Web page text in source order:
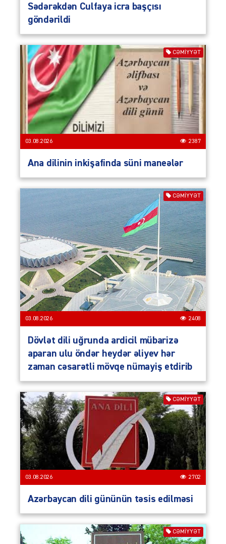
Sədərəkdən Culfaya icra başçısı
göndərildi
CƏMIYYƏT
03.08.2026 2387
Ana dilinin inkişafinda süni maneələr
CƏMIYYƏT
03.08.2026 2408
Dövlət dili uğrunda ardicil mübarizə
aparan ulu öndər heydər əliyev hər
zaman cəsarətli mövqe nümayiş etdirib
CƏMIYYƏT
03.08.2026 2702
Azərbaycan dili gününün təsis edilməsi
CƏMIYYƏT